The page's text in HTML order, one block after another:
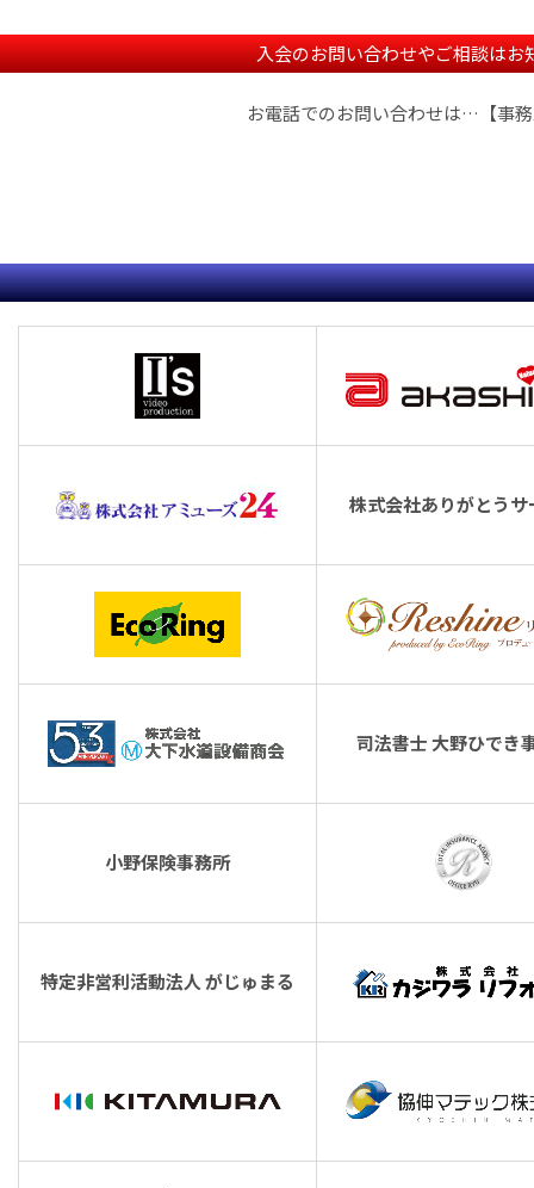
入会のお問い合わせやご相談は
お電話でのお問い合わせは… 【事
株式会社ありがとうサ
司法書士 大野ひでき
小野保険事務所
特定非営利活動法人 がじゅまる